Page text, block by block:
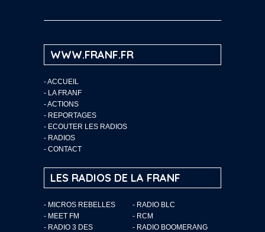
WWW.FRANF.FR
-ACCUEIL
- LA FRANF
-ACTIONS
- REPORTAGES
- ECOUTER LES RADIOS
- RADIOS
- CONTACT
LES RADIOS DE LA FRANF
- MICROS REBELLES
- RADIO BLC
- MEET FM
- RCM
- RADIO 3 DES
- RADIO BOOMERANG